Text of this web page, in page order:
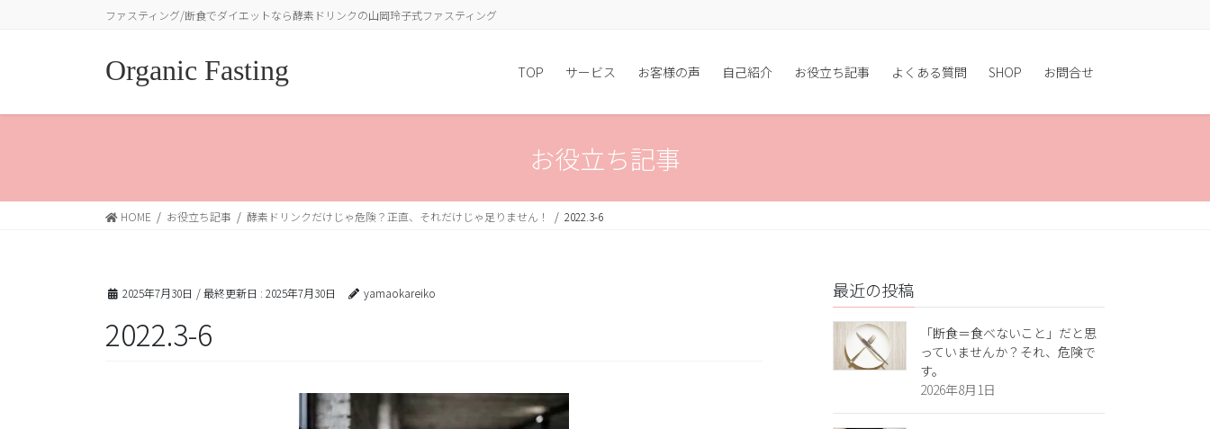
に
ョ
動
ファスティング/断食でダイエットなら酵素ドリンクの山岡玲子式ファスティング
Organic Fasting TOP サービス お客様の声 自己紹介 お役立ち記事 よくある質問 SHOP お問合せ
お役立ち記事
HOME お役立ち記事 酵素ドリンクだけじゃ危険？正直、それだけじゃ足りません！ 2022.3-6
2025年7月30日 / 最終更新日 : 2025年7月30日 yamaokareiko
2022.3-6
最近の投稿
「断食＝食べないこと」だと思
っていませんか？それ、危険で
す。
2026年8月1日